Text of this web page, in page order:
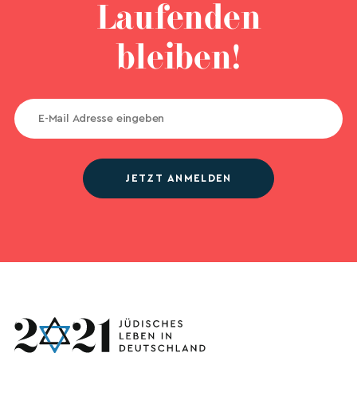
Laufenden
bleiben!
JETZT ANMELDEN